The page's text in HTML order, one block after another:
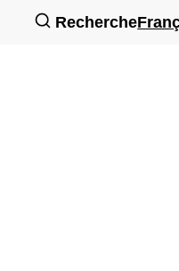
Recherche